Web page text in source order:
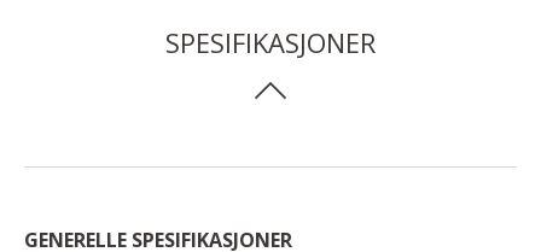
SPESIFIKASJONER
GENERELLE SPESIFIKASJONER